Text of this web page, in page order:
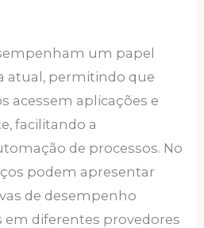
um papel
atual, permitindo que
acessem aplicações e
facilitando a
de processos. No
podem apresentar
de desempenho
em diferentes provedores